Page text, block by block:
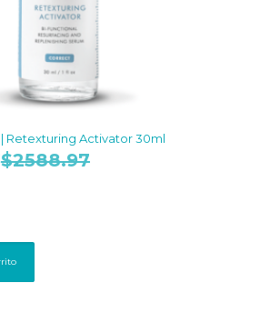
Retexturing Activator 30ml
$2588.97